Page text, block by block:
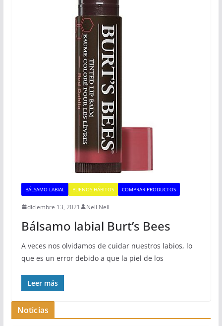
BÁLSAMO LABIAL BUENOS HÁBITOS COMPRAR PRODUCTOS
diciembre 13, 2021 Nell Nell
Bálsamo labial Burt’s Bees
A veces nos olvidamos de cuidar nuestros labios, lo
que es un error debido a que la piel de los
Leer más
Noticias